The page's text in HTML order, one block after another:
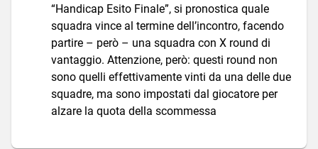
“Handicap Esito Finale”, si pronostica quale
squadra vince al termine dell’incontro, facendo
partire – però – una squadra con X round di
vantaggio. Attenzione, però: questi round non
sono quelli effettivamente vinti da una delle due
squadre, ma sono impostati dal giocatore per
alzare la quota della scommessa